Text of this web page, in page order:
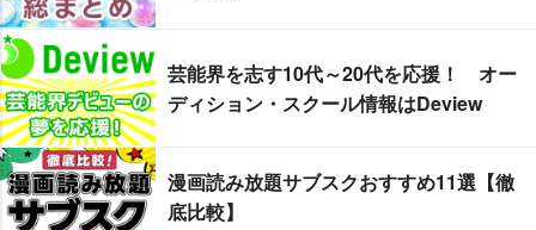
芸能界を志す10代～20代を応援！ オー
ディション・スクール情報はDeview
漫画読み放題サブスクおすすめ11選【徹
底比較】